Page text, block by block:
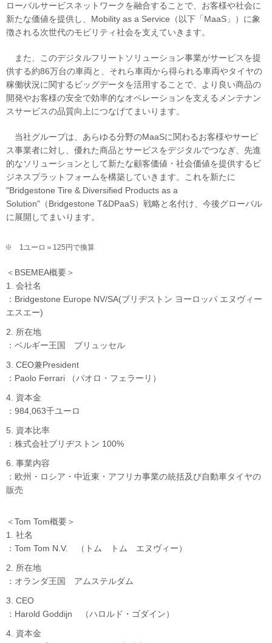
ローバルサービスネットワークを融合することで、お客様や社会に
新たな価値を提供し、Mobility as a Service（以下「MaaS」）に象
徴される次世代のモビリティ社会を支えていきます。
また、このデジタルフリートソリューション事業がサービスを提
供する約86万台の車両と、それら車両から得られる車両やタイヤの
稼働状況に関するビッグデータを活用することで、より良い商品の
開発やお客様の安全で効率的なオペレーションを支えるメンテナン
スサービスの品質向上につなげてまいります。
当社グループは、あらゆる分野のMaaSに関わるお客様やサービ
ス事業者に対し、優れた商品とサービスをデジタルでつなぎ、先進
的なソリューションとして新たな顧客価値・社会価値を提供するビ
ジネスプラットフォームを構築していきます。これを新たに
"Bridgestone Tire & Diversified Products as a
Solution"（Bridgestone T&DPaaS）戦略と名付け、今後グローバル
に展開してまいります。
※ 1ユーロ＝125円で換算
＜BSEMEA概要＞
1. 会社名
：Bridgestone Europe NV/SA(ブリヂストン ヨーロッパ エヌヴィー
エスエー)
2. 所在地
：ベルギー王国 ブリュッセル
3. CEO兼President
：Paolo Ferrari （パオロ・フェラーリ）
4. 資本金
：984,063千ユーロ
5. 資本比率
：株式会社ブリヂストン 100%
6. 事業内容
：欧州・ロシア・中近東・アフリカ事業の統括及び自動車タイヤの
販売
＜Tom Tom概要＞
1. 社名
：Tom Tom N.V. （トム トム エヌヴィー）
2. 所在地
：オランダ王国 アムステルダム
3. CEO
：Harold Goddijn （ハロルド・ゴダイン）
4. 資本金